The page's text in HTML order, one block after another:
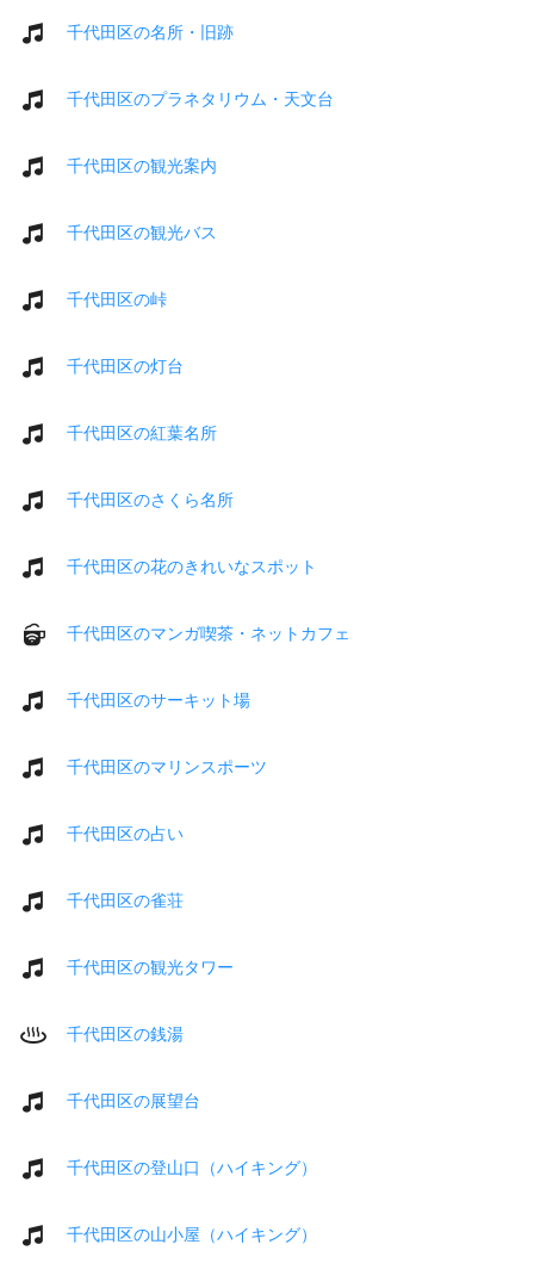
千代田区の名所・旧跡
千代田区のプラネタリウム・天文台
千代田区の観光案内
千代田区の観光バス
千代田区の峠
千代田区の灯台
千代田区の紅葉名所
千代田区のさくら名所
千代田区の花のきれいなスポット
千代田区のマンガ喫茶・ネットカフェ
千代田区のサーキット場
千代田区のマリンスポーツ
千代田区の占い
千代田区の雀荘
千代田区の観光タワー
千代田区の銭湯
千代田区の展望台
千代田区の登山口（ハイキング）
千代田区の山小屋（ハイキング）